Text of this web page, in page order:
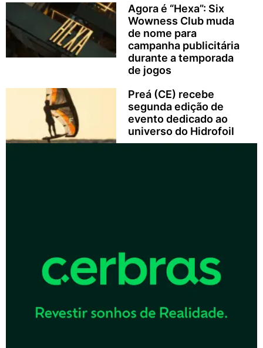
Agora é “Hexa”: Six
Wowness Club muda
de nome para
campanha publicitária
durante a temporada
de jogos
Preá (CE) recebe
segunda edição de
evento dedicado ao
universo do Hidrofoil